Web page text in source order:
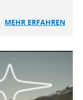
MEHR ERFAHREN